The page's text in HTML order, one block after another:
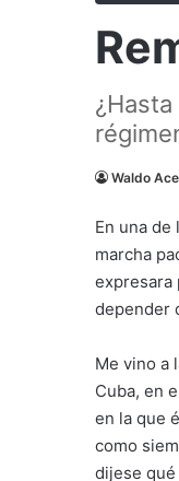
Waldo
En una
marcha
expresara
depender
Me vino a
Cuba, en
en la que
como
dijese qué